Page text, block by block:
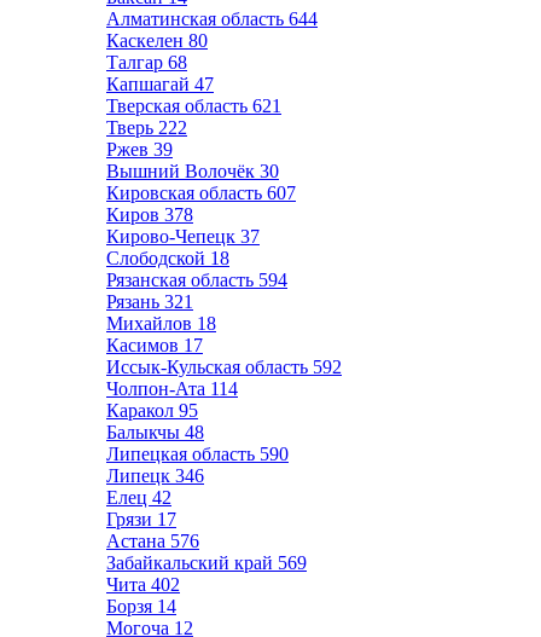
Алматинская область 644
Каскелен 80
Талгар 68
Капшагай 47
Тверская область 621
Тверь 222
Ржев 39
Вышний Волочёк 30
Кировская область 607
Киров 378
Кирово-Чепецк 37
Слободской 18
Рязанская область 594
Рязань 321
Михайлов 18
Касимов 17
Иссык-Кульская область 592
Чолпон-Ата 114
Каракол 95
Балыкчы 48
Липецкая область 590
Липецк 346
Елец 42
Грязи 17
Астана 576
Забайкальский край 569
Чита 402
Борзя 14
Могоча 12